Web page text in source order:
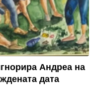
Андреа на
дата